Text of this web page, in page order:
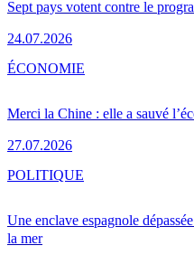
Sept pays votent contre le
24.07.2026
Merci la Chine : elle a sauvé
27.07.2026
ÉCONOMIE
Une enclave espagnole
la mer
POLITIQUE